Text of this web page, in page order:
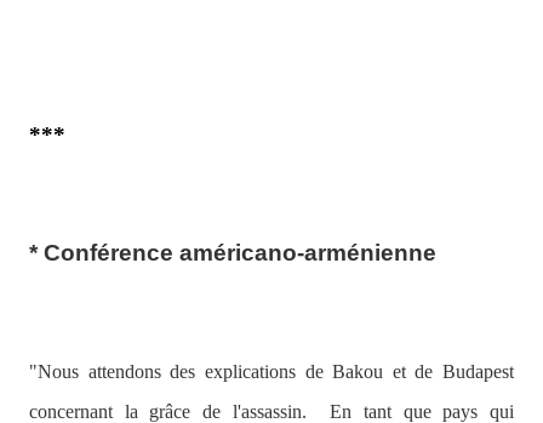
***
* Conférence américano-arménienne
"Nous attendons des explications de Bakou et de Budapest
concernant la grâce de l'assassin.
En tant que pays qui